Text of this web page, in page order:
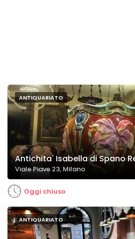
ANTIQUARIATO
Antichita' Isabella di Spano
Viale Piave 23, Milano
Oggi chiuso
ANTIQUARIATO